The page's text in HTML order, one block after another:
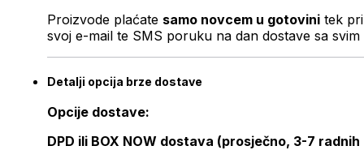
Proizvode plaćate samo novcem u gotovini tek
svoj e-mail te SMS poruku na dan dostave sa svim
Detalji opcija brze dostave
Opcije dostave:
DPD ili BOX NOW dostava (prosječno, 3-7 radnih